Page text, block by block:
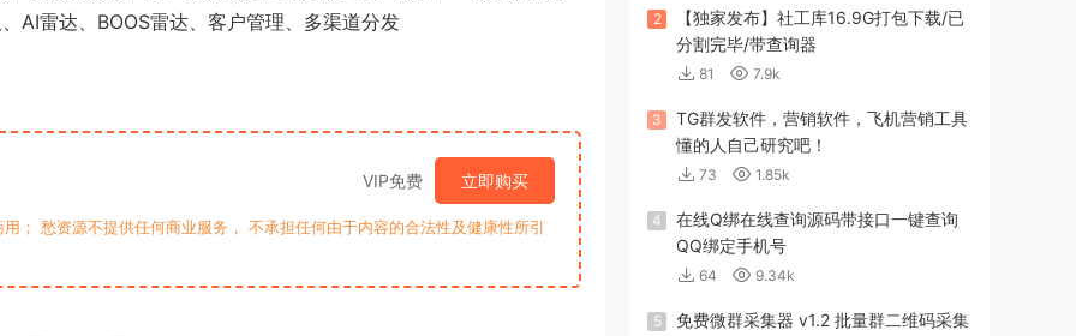
AI雷达、BOOS雷达、客户管理、多渠道分发
VIP免费 立即购买
； 愁资源不提供任何商业服务， 不承担任何由于内容的合法性及健康性所引
2
【独家发布】社工库16.9G打包下载/已
分割完毕/带查询器
81 7.9k
3
TG群发软件，营销软件，飞机营销工具
懂的人自己研究吧！
73 1.85k
4
在线Q绑在线查询源码带接口一键查询
QQ绑定手机号
64 9.34k
5 免费微群采集器 v1.2 批量群二维码采集